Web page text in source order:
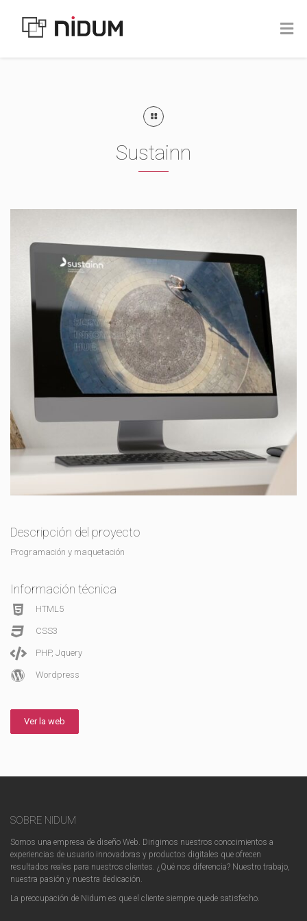
Sustainn
Descripción del proyecto
Programación y maquetación
Información técnica
HTML5
CSS3
PHP, Jquery
Wordpress
Ver la web
SOBRE NIDUM
Somos una empresa de diseño Web. Dirigimos nuestros conocimientos a
experiencias de usuario innovadoras y productos digitales que ofrecen
resultados reales para nuestros clientes. ¿Qué nos diferencia? Nuestro trabajo,
nuestra pasión y nuestra dedicación.
La preocupación de Nidum es que el cliente siempre quede satisfecho.